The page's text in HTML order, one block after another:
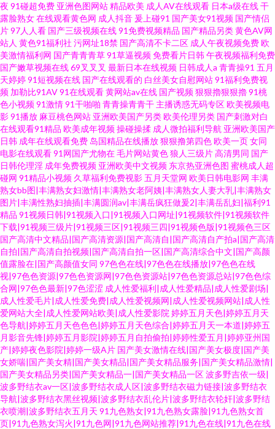
夜 91碰超免费 亚洲色图网站精品欧美 成人AV在线观看 日本a级在线干
露脸熟女在线观看黄色网 成人抖音 爰上碰91 国产美女91视频 国产情侣
片97人人看 国产三级视频在线91免费视频精品 国产精品另类黄色AV网
站人 黄色91福利社 污网址18禁 国产高清不卡二区 成人午夜视频免费欧
美激情福利网 国产青青青草91草逼视频免费看片日韩午夜视频福利免费
国产嫩草视频在线69叉叉叉 最新日本在线视频 日韩成人a 青青操91 五月
天婷婷91短视频在线 国产在线观看的 白丝美女自慰网站91福利免费视
频 加勒比91AV91在线观看黄网站av在线 国产视频狠狠擼狠狠擼91桃
色小视频91激情91干啪啪 青青操青青干 主播诱惑无码专区欧美视频电
影91播放 麻豆桃色网站 亚洲欧美国产另类欧美伦理另类 国产刺激对白
在线观看91精品 欧美成年视频操碰操揉 成人微拍福利导航 亚洲欧美国产
日韩 成年在线观看免费 岛国精品在线播放狠狠撸第四色欧美一页女同
电影在线观看91网国产尤物在毛片网站黄色狼人三级片高清男同 国产
日韩伦理淫 成年免费视频 亚洲欧美中文视频 东京热亚洲色图 蜜桃成人超
碰网 91精品小视频 久草福利免费视影五月天堂网 欧美日韩电影网 丰满
熟女bb图|丰满熟女妇激情|丰满熟女老阿姨|丰满熟女人妻大乳|丰满熟女
图片|丰满性熟妇抽插|丰满圆润av|丰满岳疯狂做爰2|丰满岳乱妇|福利91
精品 91视频日韩|91视频入口|91视频入口网址|91视频软件|91视频软件
下载|91视频三级片|91视频三区|91视频三四|91视频色版|91视频色三区
国产高清中文精品|国产高清资源|国产高清自|国产高清自产拍a|国产高清
自拍|国产高清自拍视频|国产高清自拍一区|国产高清综合中文|国产高颜
值露脸在|国产高颜值女同 97色色在线|97色色在线播放|97色色在线
视|97色色资源|97色色资源网|97色色资源站|97色色资源总站|97色色综
合网|97色色最新|97色涩涩 成人性爱福利|成人性爱精品|成人性爱剧场|
成人性爱毛片|成人性爱免费|成人性爱视频网|成人性爱视频网站|成人性
爱网站大全|成人性爱网站欧美|成人性爱影院 婷婷五月天色|婷婷五月天
色导航|婷婷五月天色色色|婷婷五月天色综合|婷婷五月天一本道|婷婷五
月影音先锋|婷婷五月影院|婷婷五月自拍偷拍|婷婷性爱五月|婷婷亚州国
产|婷婷夜色影院|婷婷一级A片 国产美女激情在线|国产美女极度|国产美
女娇喘|国产美女精|国产美女精品|国产美女精品服务|国产美女精品激情|
国产美女精品另类|国产美女精品一|国产美女精品一区波多野吉依一级|
波多野结衣av一区|波多野结衣成人区|波多野结衣磁力链接|波多野结衣
导航|波多野结衣黑丝视频|波多野结衣乱伦片|波多野结衣轮奸|波多野结
衣喷潮|波多野结衣五月天 91九色熟女|91九色熟女露脸|91九色熟女首
页|91九色熟女泻火|91九色网|91九色网站推荐|91九色在线|91九色在线